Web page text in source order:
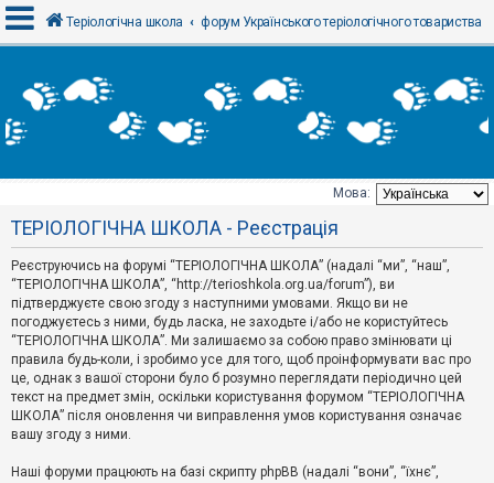
х
і
Т
е
м
и
б
е
з
в
і
д
п
о
в
і
д
й
Теріологічна школа форум Українського теріологічного товариства
Мова:
ТЕРІОЛОГІЧНА ШКОЛА - Реєстрація
Реєструючись на форумі “ТЕРІОЛОГІЧНА ШКОЛА” (надалі “ми”, “наш”,
“ТЕРІОЛОГІЧНА ШКОЛА”, “http://terioshkola.org.ua/forum”), ви
підтверджуєте свою згоду з наступними умовами. Якщо ви не
погоджуєтесь з ними, будь ласка, не заходьте і/або не користуйтесь
“ТЕРІОЛОГІЧНА ШКОЛА”. Ми залишаємо за собою право змінювати ці
правила будь-коли, і зробимо усе для того, щоб проінформувати вас про
це, однак з вашої сторони було б розумно переглядати періодично цей
текст на предмет змін, оскільки користування форумом “ТЕРІОЛОГІЧНА
ШКОЛА” після оновлення чи виправлення умов користування означає
вашу згоду з ними.
Наші форуми працюють на базі скрипту phpBB (надалі “вони”, “їхнє”,